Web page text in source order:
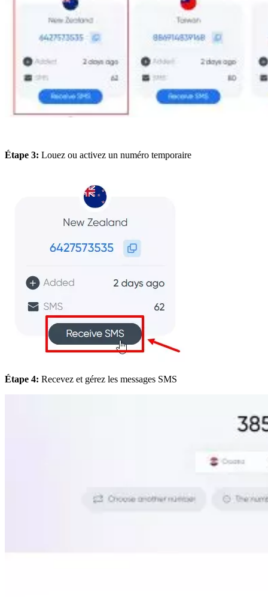
Étape 3: Louez ou activez un numéro temporaire
Étape 4: Recevez et gérez les messages SMS